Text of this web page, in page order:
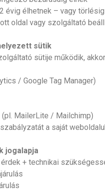
évig élhetnek – vagy törlésig
oldal vagy szolgáltató
sütik
sütije működik,
/ Google Tag Manager)
MailerLite / Mailchimp)
a saját
jogalapja
+ technikai